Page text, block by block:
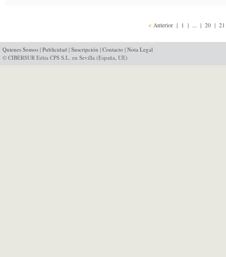
< Anterior | 1 | ... | 20 | 21
Quienes Somos | Publicidad | Suscripción | Contacto | Nota Legal
© CIBERSUR Edita CPS S.L. en Sevilla (España, UE)